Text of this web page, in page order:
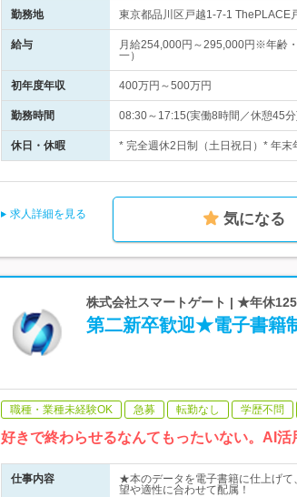
勤務地 東京都品川区戸越1-7-1 ThePLACE
給与
月給254,000円～295,000円※年齢
一）
初年度年収 400万円～500万円
勤務時間 08:30～17:15(実働8時間／休憩45
休日・休暇 * 完全週休2日制（土日祝日）* 年
求人詳細を見る 気になる
株式会社スマートゲート | ★年休
第二新卒歓迎★電子書籍
職種・業種未経験OK 急募 転勤なし 学歴不問
好きで終わらせるなんてもったいない。AI
仕事内容
★本のデータを電子書籍に仕上げ
望や適性に合わせて配属！